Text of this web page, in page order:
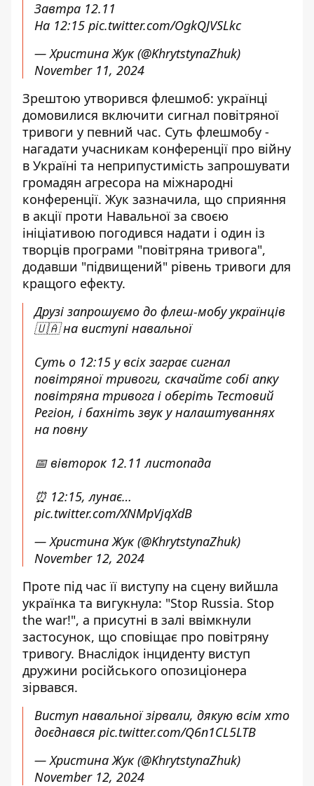
Завтра 12.11
На 12:15 pic.twitter.com/OgkQJVSLkc
— Христина Жук (@KhrytstynaZhuk)
November 11, 2024
Зрештою утворився флешмоб: українці
домовилися включити сигнал повітряної
тривоги у певний час. Суть флешмобу -
нагадати учасникам конференції про війну
в Україні та неприпустимість запрошувати
громадян агресора на міжнародні
конференції. Жук зазначила, що сприяння
в акції проти Навальної за своєю
ініціативою погодився надати і один із
творців програми "повітряна тривога",
додавши "підвищений" рівень тривоги для
кращого ефекту.
Друзі запрошуємо до флеш-мобу українців
🇺🇦 на виступі навальної
Суть о 12:15 у всіх заграє сигнал
повітряної тривоги, скачайте собі апку
повітряна тривога і оберіть Тестовий
Регіон, і бахніть звук у налаштуваннях
на повну
📅 вівторок 12.11 листопада
⏰ 12:15, лунає…
pic.twitter.com/XNMpVjqXdB
— Христина Жук (@KhrytstynaZhuk)
November 12, 2024
Проте під час її виступу на сцену вийшла
українка та вигукнула: "Stop Russia. Stop
the war!", а присутні в залі ввімкнули
застосунок, що сповіщає про повітряну
тривогу. Внаслідок інциденту виступ
дружини російського опозиціонера
зірвався.
Виступ навальної зірвали, дякую всім хто
доєднався pic.twitter.com/Q6n1CL5LTB
— Христина Жук (@KhrytstynaZhuk)
November 12, 2024